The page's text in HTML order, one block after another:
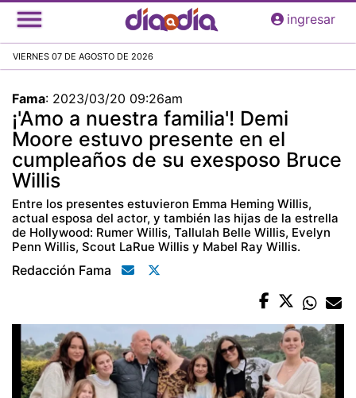
Pasar
al
principal
ingresar
VIERNES 07 DE AGOSTO DE 2026
Fama: 2023/03/20 09:26am
¡'Amo a nuestra familia'! Demi
Moore estuvo presente en el
cumpleaños de su exesposo Bruce
Willis
Entre los presentes estuvieron Emma Heming Willis,
actual esposa del actor, y también las hijas de la estrella
de Hollywood: Rumer Willis, Tallulah Belle Willis, Evelyn
Penn Willis, Scout LaRue Willis y Mabel Ray Willis.
Redacción Fama